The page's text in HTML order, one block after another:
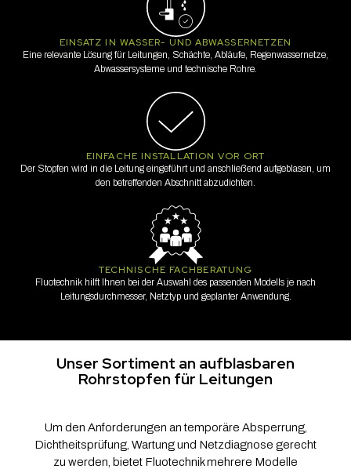
EINSATZ IN WASSER- UND ABWASSERNETZEN
Eine relevante Lösung für Leitungen, Schächte, Abläufe, Regenwassernetze,
Abwassersysteme und technische Rohre.
EINFACHE INSTALLATION VOR ORT
Der Stopfen wird in die Leitung eingeführt und anschließend aufgeblasen, um
den betreffenden Abschnitt abzudichten.
TECHNISCHE FACHBERATUNG
Fluotechnik hilft Ihnen bei der Auswahl des passenden Modells je nach
Leitungsdurchmesser, Netztyp und geplanter Anwendung.
Unser Sortiment an aufblasbaren
Rohrstopfen für Leitungen
Um den Anforderungen an temporäre Absperrung,
Dichtheitsprüfung, Wartung und Netzdiagnose gerecht
zu werden, bietet Fluotechnik mehrere Modelle